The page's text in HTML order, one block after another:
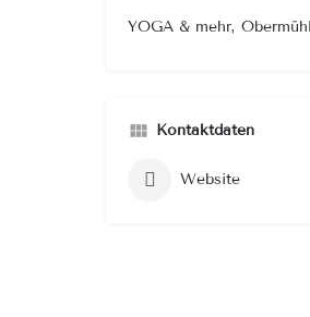
YOGA & mehr,
Kontaktdaten
Website